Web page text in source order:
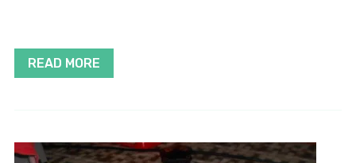
READ MORE